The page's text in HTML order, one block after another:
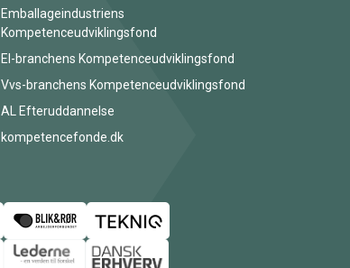
Emballageindustriens
Kompetenceudviklingsfond
El-branchens Kompetenceudviklingsfond
Vvs-branchens Kompetenceudviklingsfond
AL Efteruddannelse
kompetencefonde.dk